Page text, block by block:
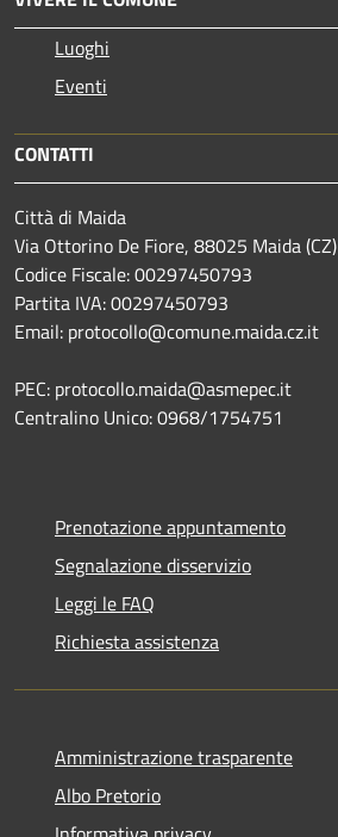
Luoghi
Eventi
CONTATTI
Città di Maida
Via Ottorino De Fiore, 88025 Maida (CZ)
Codice Fiscale: 00297450793
Partita IVA: 00297450793
Email: protocollo@comune.maida.cz.it
PEC: protocollo.maida@asmepec.it
Centralino Unico: 0968/1754751
Prenotazione appuntamento
Segnalazione disservizio
Leggi le FAQ
Richiesta assistenza
Amministrazione trasparente
Albo Pretorio